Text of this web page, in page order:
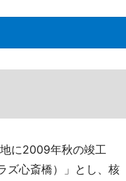
に2009年秋の竣工
ズ心斎橋）」とし、核